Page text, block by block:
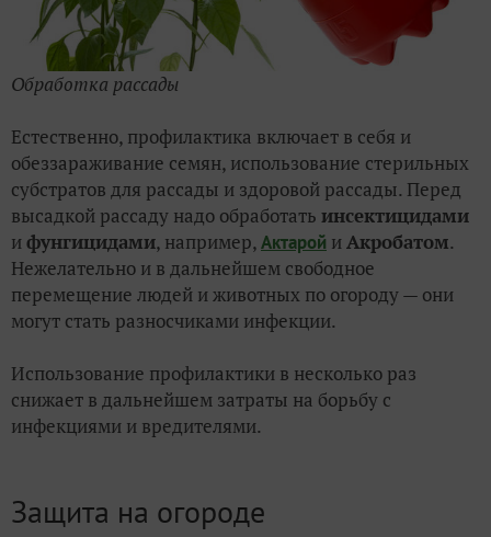
Обработка рассады
Естественно, профилактика включает в себя и
обеззараживание семян, использование стерильных
субстратов для рассады и здоровой рассады. Перед
высадкой рассаду надо обработать инсектицидами
ифунгицидами, например, Актарой и Акробатом.
Нежелательно и в дальнейшем свободное
перемещение людей и животных по огороду — они
могут стать разносчиками инфекции.
Использование профилактики в несколько раз
снижает в дальнейшем затраты на борьбу с
инфекциями и вредителями.
Защита на огороде